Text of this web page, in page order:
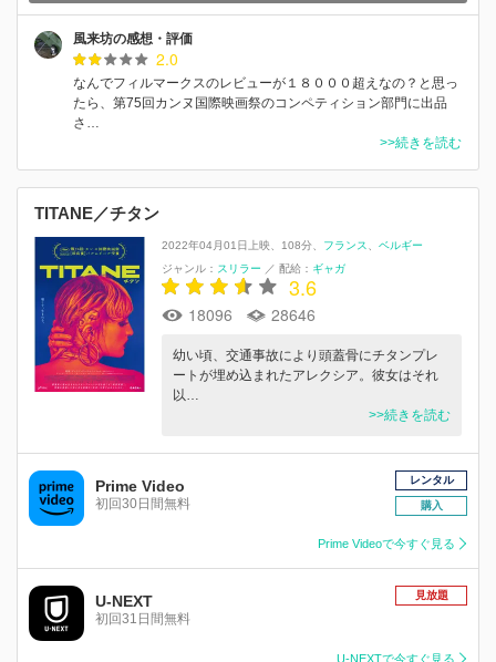
風来坊の感想・評価
2.0
なんでフィルマークスのレビューが１８０００超えなの？と思っ
たら、第75回カンヌ国際映画祭のコンペティション部門に出品
さ…
>>続きを読む
TITANE／チタン
2022年04月01日上映 108分 フランス
ベルギー
ジャンル： スリラー ／ 配給： ギャガ
3.6
18096 28646
幼い頃、交通事故により頭蓋骨にチタンプレ
ートが埋め込まれたアレクシア。彼女はそれ
以…
>>続きを読む
Prime Video
初回30日間無料
レンタル
購入
Prime Videoで今すぐ見る
U-NEXT
初回31日間無料
見放題
U-NEXTで今すぐ見る